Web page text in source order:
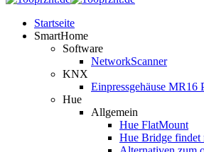
Startseite
SmartHome
Software
NetworkScanner
KNX
Einpressgehäuse MR16
Hue
Allgemein
Hue FlatMount
Hue Bridge findet